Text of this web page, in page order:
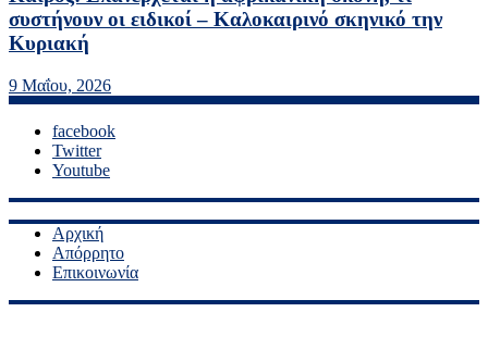
συστήνουν οι ειδικοί – Καλοκαιρινό σκηνικό την
Κυριακή
9 Μαΐου, 2026
facebook
Twitter
Youtube
Αρχική
Απόρρητο
Επικοινωνία